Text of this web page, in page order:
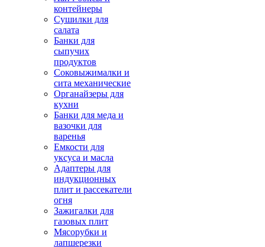
контейнеры
Сушилки для
салата
Банки для
сыпучих
продуктов
Соковыжималки и
сита механические
Органайзеры для
кухни
Банки для меда и
вазочки для
варенья
Емкости для
уксуса и масла
Адаптеры для
индукционных
плит и рассекатели
огня
Зажигалки для
газовых плит
Мясорубки и
лапшерезки